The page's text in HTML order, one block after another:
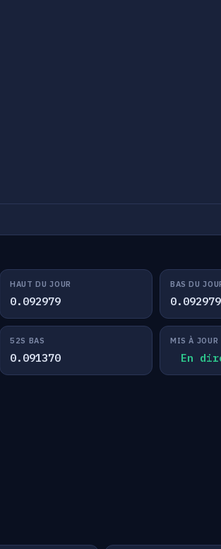
HAUT DU JOUR
0.092979
BAS DU
0.092979
52S BAS
0.091370
MIS À JOUR
En